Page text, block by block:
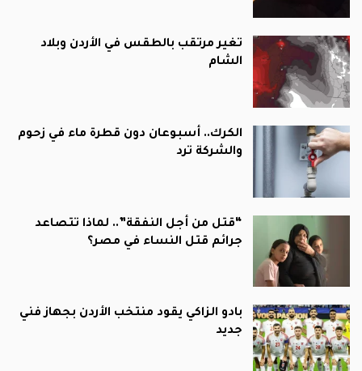
تغير مرتقب بالطقس في الأردن وبلاد
الشام
الكرك.. أسبوعان دون قطرة ماء في زحوم
والشركة ترد
“قتل من أجل النفقة”.. لماذا تتصاعد
جرائم قتل النساء في مصر؟
بادو الزاكي يقود منتخب الأردن بجهاز فني
جديد